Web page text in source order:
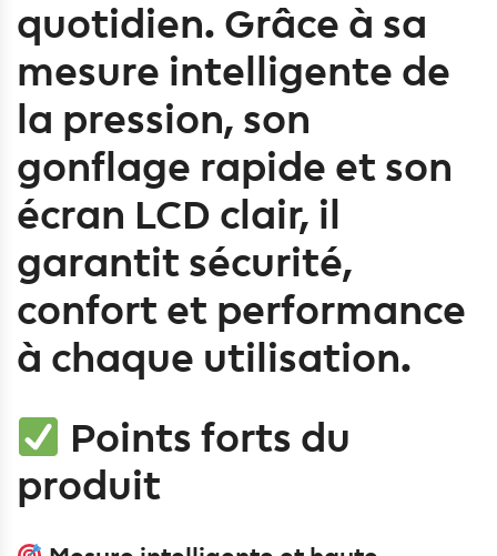
quotidien. Grâce à sa
mesure intelligente de
la pression, son
gonflage rapide et son
écran LCD clair, il
garantit sécurité,
confort et performance
à chaque utilisation.
Points forts du
produit